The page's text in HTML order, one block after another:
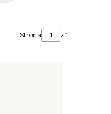
Strona z 1